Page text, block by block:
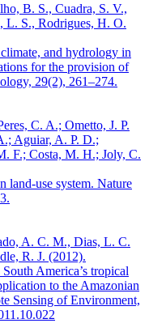
B. S., Cuadra, S. V.,
L. S., Rodrigues, H. O.
and hydrology in
for the provision of
29(2), 261–274.
C. A.; Ometto, J. P.
Aguiar, A. P. D.;
F.; Costa, M. H.; Joly, C.
land-use system. Nature
A. C. M., Dias, L. C.
R. J. (2012).
America’s tropical
to the Amazonian
Sensing of Environment,